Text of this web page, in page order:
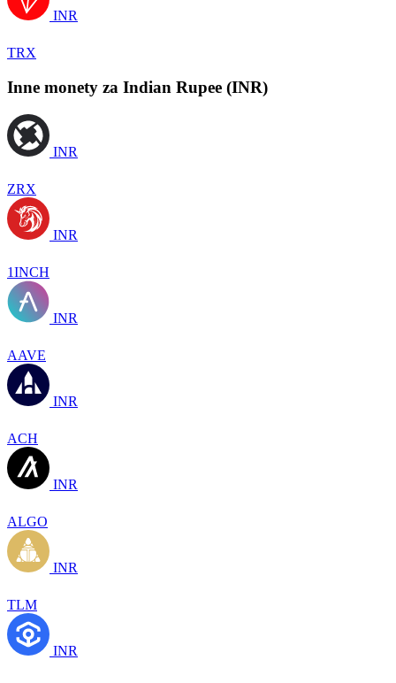
INR
TRX
Inne monety za Indian Rupee (INR)
INR
ZRX
INR
1INCH
INR
AAVE
INR
ACH
INR
ALGO
INR
TLM
INR